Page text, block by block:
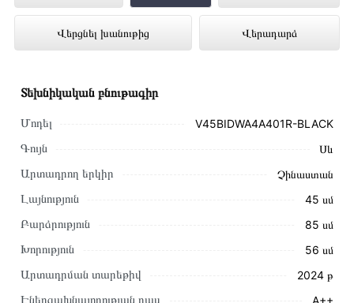
Վերցնել խանութից Վերադարձ
VIKASS V45BIDWA4A401R-BLACK
ներկայացված է Technomix առցանց
Տեխնիկական բնութագիր
Մոդել V45BIDWA4A401R-BLACK
Գույն Սև
Արտադրող երկիր Չինաստան
Լայնություն 45 սմ
Բարձրություն 85 սմ
Խորություն 56 սմ
Արտադրման տարեթիվ 2024 թ
Էներգախնայողության դաս A++